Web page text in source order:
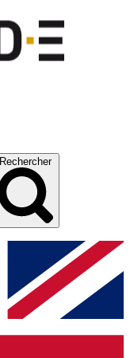
Rechercher